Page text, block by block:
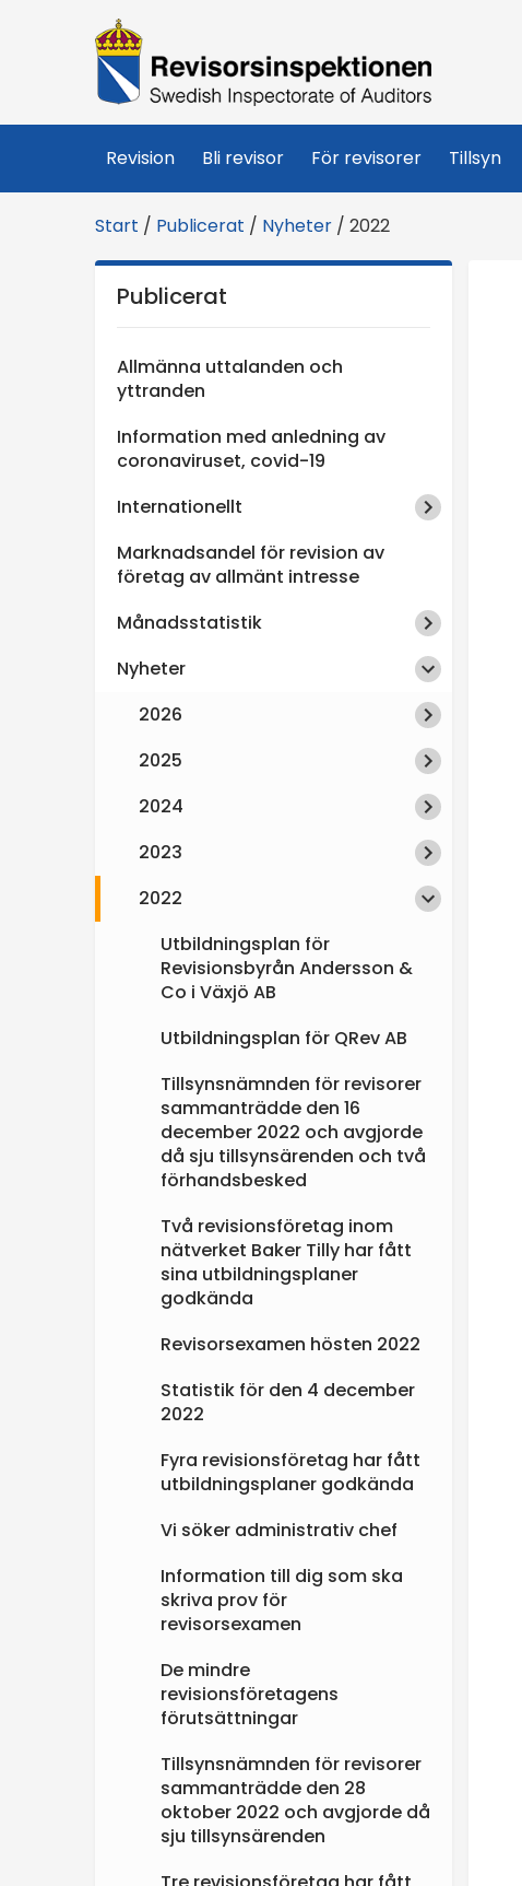
R
e
v
i
s
o
n
p
i
o
Revision Bli revisor För revisorer Tillsyn
Start / Publicerat / Nyheter / 2022
Publicerat
Allmänna uttalanden och
yttranden
Information med anledning av
coronaviruset, covid-19
Internationellt
Marknadsandel för revision av
företag av allmänt intresse
Månadsstatistik
Nyheter
2026
2025
2024
2023
2022
Utbildningsplan för
Revisionsbyrån Andersson &
Co i Växjö AB
Utbildningsplan för QRev AB
Tillsynsnämnden för revisorer
sammanträdde den 16
december 2022 och avgjorde
då sju tillsynsärenden och två
förhandsbesked
Två revisionsföretag inom
nätverket Baker Tilly har fått
sina utbildningsplaner
godkända
Revisorsexamen hösten 2022
Statistik för den 4 december
2022
Fyra revisionsföretag har fått
utbildningsplaner godkända
Vi söker administrativ chef
Information till dig som ska
skriva prov för
revisorsexamen
De mindre
revisionsföretagens
förutsättningar
Tillsynsnämnden för revisorer
sammanträdde den 28
oktober 2022 och avgjorde då
sju tillsynsärenden